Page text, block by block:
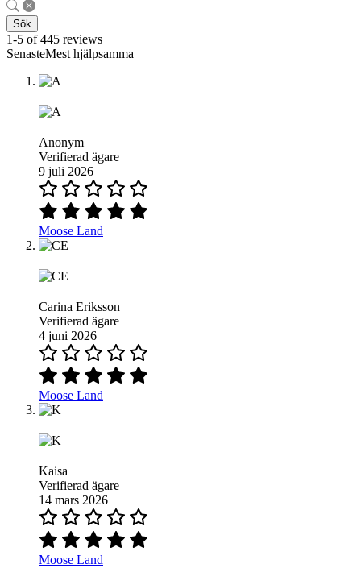
Sök
1-5 of 445 reviews
SenasteMest hjälpsamma
Anonym
Verifierad ägare
9 juli 2026
Moose Land
Carina Eriksson
Verifierad ägare
4 juni 2026
Moose Land
Kaisa
Verifierad ägare
14 mars 2026
Moose Land